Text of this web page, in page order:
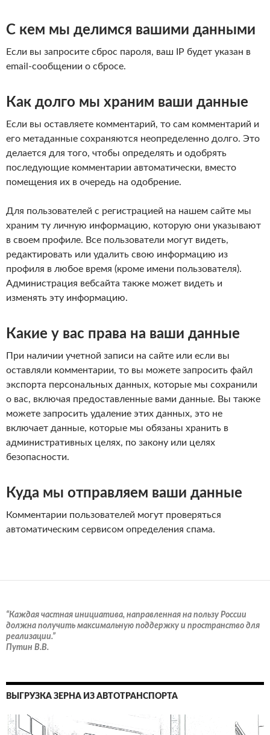
С кем мы делимся вашими данными
Если вы запросите сброс пароля, ваш IP будет указан в
email-сообщении о сбросе.
Как долго мы храним ваши данные
Если вы оставляете комментарий, то сам комментарий и
его метаданные сохраняются неопределенно долго. Это
делается для того, чтобы определять и одобрять
последующие комментарии автоматически, вместо
помещения их в очередь на одобрение.
Для пользователей с регистрацией на нашем сайте мы
храним ту личную информацию, которую они указывают
в своем профиле. Все пользователи могут видеть,
редактировать или удалить свою информацию из
профиля в любое время (кроме имени пользователя).
Администрация вебсайта также может видеть и
изменять эту информацию.
Какие у вас права на ваши данные
При наличии учетной записи на сайте или если вы
оставляли комментарии, то вы можете запросить файл
экспорта персональных данных, которые мы сохранили
о вас, включая предоставленные вами данные. Вы также
можете запросить удаление этих данных, это не
включает данные, которые мы обязаны хранить в
административных целях, по закону или целях
безопасности.
Куда мы отправляем ваши данные
Комментарии пользователей могут проверяться
автоматическим сервисом определения спама.
“Каждая частная инициатива, направленная на пользу России
должна получить максимальную поддержку и пространство для
реализации.”
Путин В.В.
ВЫГРУЗКА ЗЕРНА ИЗ АВТОТРАНСПОРТА